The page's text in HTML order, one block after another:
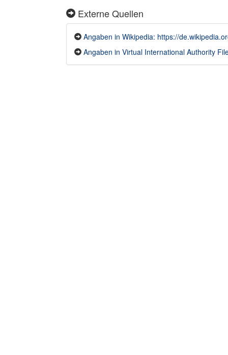
Externe Quellen
Angaben in Wikipedia: https://
Angaben in Virtual International Authority